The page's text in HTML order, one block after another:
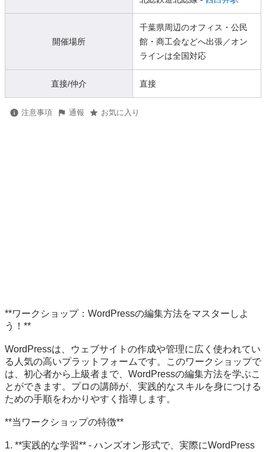
開催場所
千葉県周辺のオフィス・公民
館・商工会などへ出張／オン
ラインは全国対応
直接/仲介 直接
注意事項 通報 お気に入り
**ワークショップ：WordPressの編集方法をマスターしよ
う！**
WordPressは、ウェブサイトの作成や管理に広く使われてい
る人気の高いプラットフォームです。このワークショップで
は、初心者から上級者まで、WordPressの編集方法を学ぶこ
とができます。プロの講師が、実践的なスキルを身につける
ための手順をわかりやすく指導します。
**当ワークショップの特徴**
1. **実践的な学習** - ハンズオン形式で、実際にWordPress